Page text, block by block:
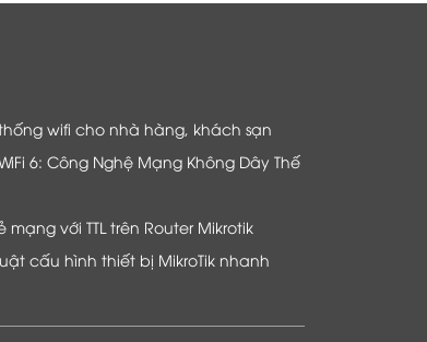
wifi cho nhà hàng, khách sạn
6: Công Nghệ Mạng Không Dây Thế
với TTL trên Router Mikrotik
cấu hình thiết bị MikroTik nhanh